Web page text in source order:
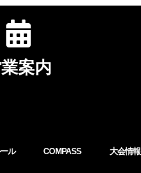
案内
ル COMPASS 大会情報